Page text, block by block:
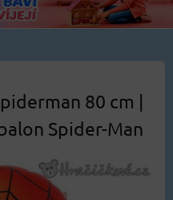
80 cm |
Spider-Man